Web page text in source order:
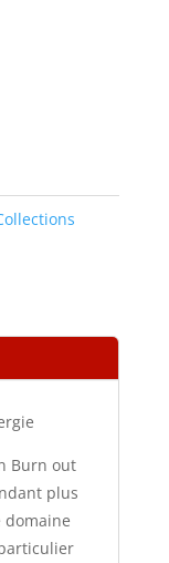
Burn out
plus
domaine